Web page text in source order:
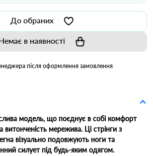
До обраних
в наявності
після оформлення замовлення
модель, що поєднує в собі комфорт
витонченість мережива. Ці стрінги з
візуально подовжують ноги та
силует під будь-яким одягом.